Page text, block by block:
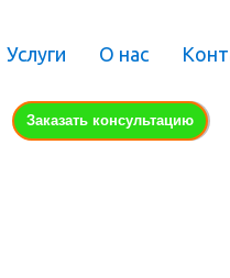
Услуги О нас
Заказать консультацию